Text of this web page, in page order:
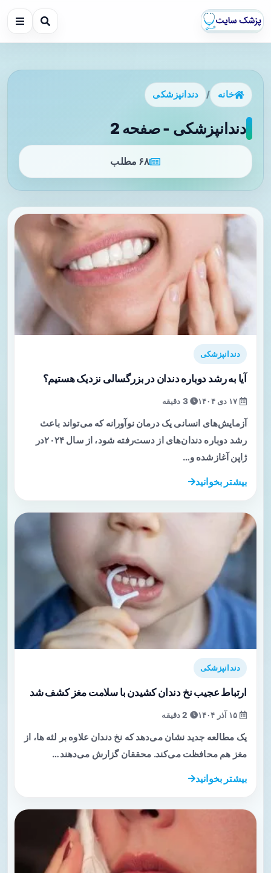
خانه / دندانپزشکی
دندانپزشکی - صفحه 2
۶۸ مطلب
دندانپزشکی
آیا به رشد دوباره دندان در بزرگسالی نزدیک هستیم؟
3 دقیقه
آزمایش‌های انسانی یک درمان نوآورانه که می‌تواند باعث
رشد دوباره دندان‌های از دست‌رفته شود، از سال ۲۰۲۴در
ژاپن آغازشده و…
بیشتر بخوانید
دندانپزشکی
ارتباط عجیب نخ دندان کشیدن با سلامت مغز کشف شد
یک مطالعه جدید نشان می‌دهد که نخ دندان علاوه بر لثه ها، از
مغز هم محافظت می‌کند. محققان گزارش می‌دهند…
بیشتر بخوانید